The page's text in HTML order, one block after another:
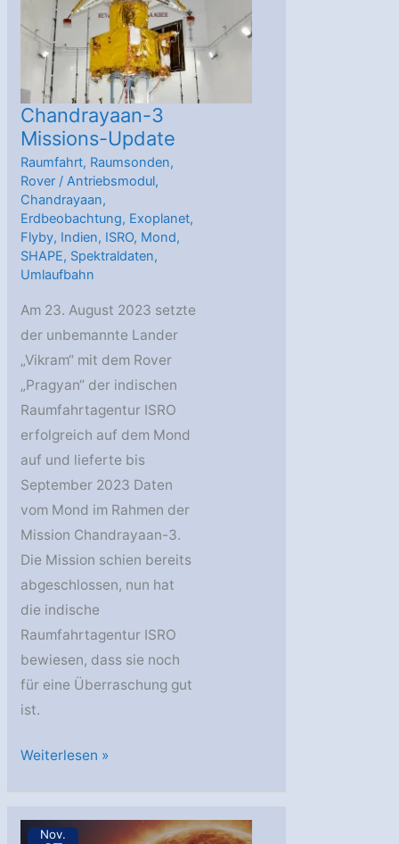
Fokus
neuer
Studie
Chandrayaan-3
Missions-Update
Raumfahrt, Raumsonden,
Rover /Antriebsmodul,
Chandrayaan,
Erdbeobachtung, Exoplanet,
Flyby, Indien, ISRO, Mond,
SHAPE, Spektraldaten,
Umlaufbahn
Am 23. August 2023 setzte
der unbemannte Lander
„Vikram“ mit dem Rover
„Pragyan“ der indischen
Raumfahrtagentur ISRO
erfolgreich auf dem Mond
auf und lieferte bis
September 2023 Daten
vom Mond im Rahmen der
Mission Chandrayaan-3.
Die Mission schien bereits
abgeschlossen, nun hat
die indische
Raumfahrtagentur ISRO
bewiesen, dass sie noch
für eine Überraschung gut
ist.
Chandrayaan-
Update
Weiterlesen »
Nov.